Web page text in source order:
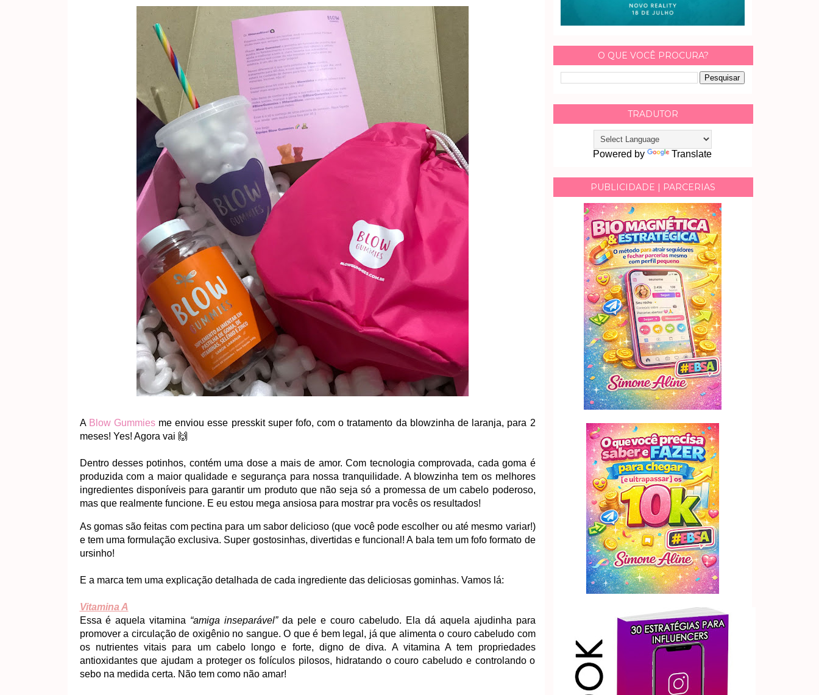
A Blow Gummiesme enviou esse presskit super fofo, com o tratamento da blowzinha de laranja, para 2
meses! Yes! Agora vai 🙌
Dentro desses potinhos, contém uma dose a mais de amor. Com tecnologia comprovada, cada goma é
produzida com a maior qualidade e segurança para nossa tranquilidade. A blowzinha tem os melhores
ingredientes disponíveis para garantir um produto que não seja só a promessa de um cabelo poderoso,
mas que realmente funcione. E eu estou mega ansiosa para mostrar pra vocês os resultados!
As gomas são feitas com pectina para um sabor delicioso (que você pode escolher ou até mesmo variar!)
e tem uma formulação exclusiva. Super gostosinhas, divertidas e funcional! A bala tem um fofo formato de
ursinho!
E a marca tem uma explicação detalhada de cada ingrediente das deliciosas gominhas. Vamos lá:
Vitamina A
Essa é aquela vitamina “amiga inseparável”da pele e couro cabeludo. Ela dá aquela ajudinha para
promover a circulação de oxigênio no sangue. O que é bem legal, já que alimenta o couro cabeludo com
os nutrientes vitais para um cabelo longo e forte, digno de diva. A vitamina A tem propriedades
antioxidantes que ajudam a proteger os folículos pilosos, hidratando o couro cabeludo e controlando o
sebo na medida certa. Não tem como não amar!
O QUE VOCÊ PROCURA?
TRADUTOR
Powered by Translate
PUBLICIDADE | PARCERIAS